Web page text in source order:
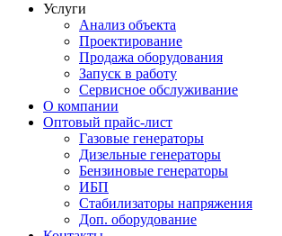
Услуги
Анализ объекта
Проектирование
Продажа оборудования
Запуск в работу
Сервисное обслуживание
О компании
Оптовый прайс-лист
Газовые генераторы
Дизельные генераторы
Бензиновые генераторы
ИБП
Стабилизаторы напряжения
Доп. оборудование